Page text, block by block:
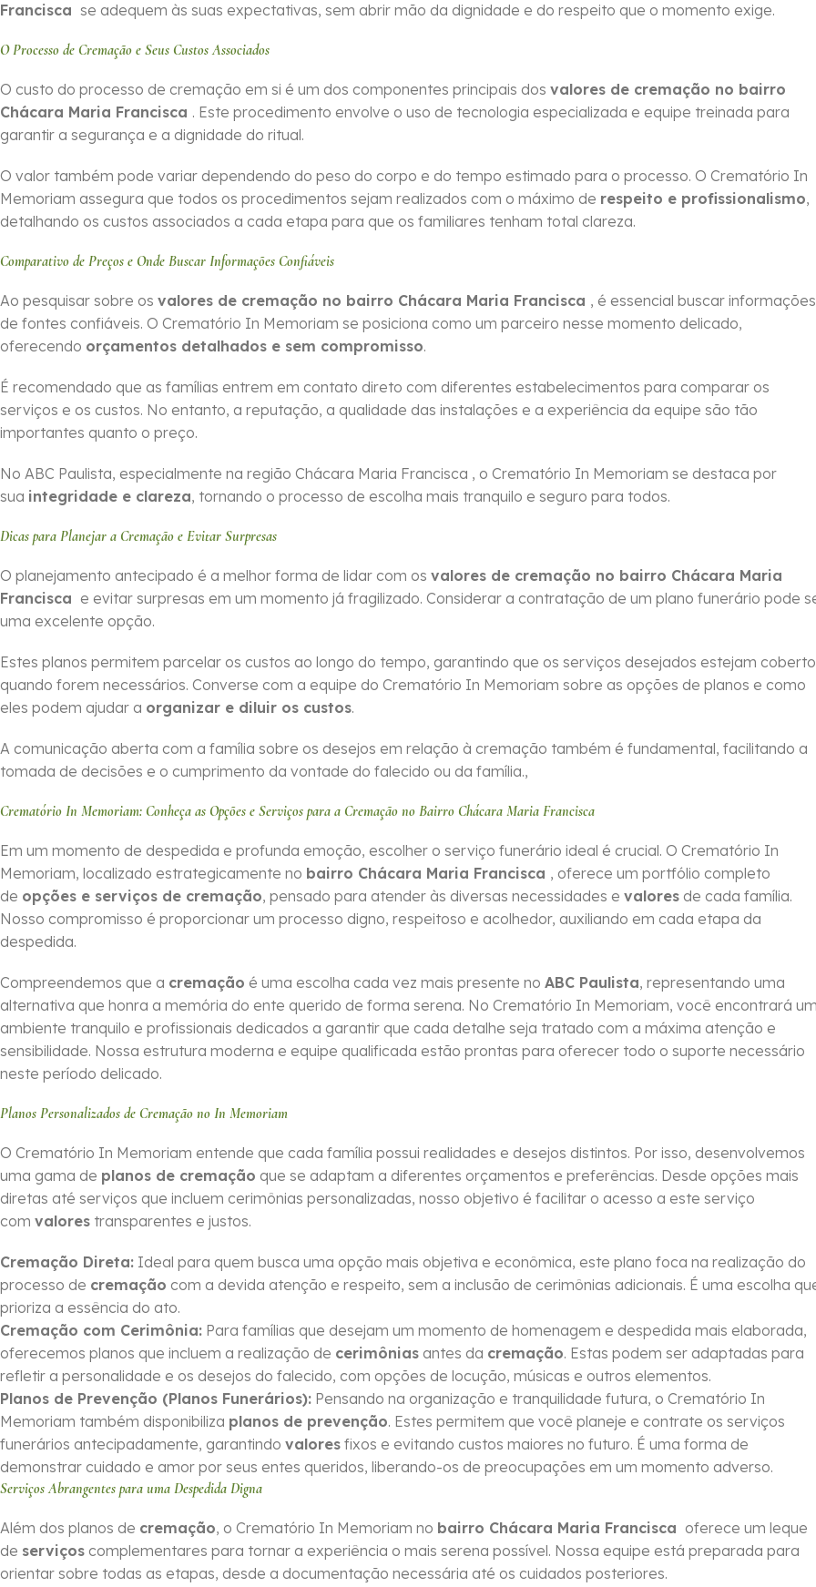
Francisca se adequem às suas expectativas, sem abrir mão da dignidade e do respeito que o momento exige.
O Processo de Cremação e Seus Custos Associados
O custo do processo de cremação em si é um dos componentes principais dos valores de cremação no bairro
Chácara Maria Francisca . Este procedimento envolve o uso de tecnologia especializada e equipe treinada para
garantir a segurança e a dignidade do ritual.
O valor também pode variar dependendo do peso do corpo e do tempo estimado para o processo. O Crematório In
Memoriam assegura que todos os procedimentos sejam realizados com o máximo de respeito e profissionalismo,
detalhando os custos associados a cada etapa para que os familiares tenham total clareza.
Comparativo de Preços e Onde Buscar Informações Confiáveis
Ao pesquisar sobre os valores de cremação no bairro Chácara Maria Francisca , é essencial buscar informações
de fontes confiáveis. O Crematório In Memoriam se posiciona como um parceiro nesse momento delicado,
oferecendo orçamentos detalhados e sem compromisso.
É recomendado que as famílias entrem em contato direto com diferentes estabelecimentos para comparar os
serviços e os custos. No entanto, a reputação, a qualidade das instalações e a experiência da equipe são tão
importantes quanto o preço.
No ABC Paulista, especialmente na região Chácara Maria Francisca , o Crematório In Memoriam se destaca por
sua integridade e clareza, tornando o processo de escolha mais tranquilo e seguro para todos.
Dicas para Planejar a Cremação e Evitar Surpresas
O planejamento antecipado é a melhor forma de lidar com os valores de cremação no bairro Chácara Maria
Francisca e evitar surpresas em um momento já fragilizado. Considerar a contratação de um plano funerário pode
uma excelente opção.
Estes planos permitem parcelar os custos ao longo do tempo, garantindo que os serviços desejados estejam
quando forem necessários. Converse com a equipe do Crematório In Memoriam sobre as opções de planos e como
eles podem ajudar a organizar e diluir os custos.
A comunicação aberta com a família sobre os desejos em relação à cremação também é fundamental, facilitando a
tomada de decisões e o cumprimento da vontade do falecido ou da família.,
Crematório In Memoriam: Conheça as Opções e Serviços para a Cremação no Bairro Chácara Maria Francisca
Em um momento de despedida e profunda emoção, escolher o serviço funerário ideal é crucial. O Crematório In
Memoriam, localizado estrategicamente no bairro Chácara Maria Francisca , oferece um portfólio completo
de opções e serviços de cremação, pensado para atender às diversas necessidades e valores de cada família.
Nosso compromisso é proporcionar um processo digno, respeitoso e acolhedor, auxiliando em cada etapa da
despedida.
Compreendemos que a cremação é uma escolha cada vez mais presente no ABC Paulista, representando uma
alternativa que honra a memória do ente querido de forma serena. No Crematório In Memoriam, você encontrará
ambiente tranquilo e profissionais dedicados a garantir que cada detalhe seja tratado com a máxima atenção e
sensibilidade. Nossa estrutura moderna e equipe qualificada estão prontas para oferecer todo o suporte necessário
neste período delicado.
Planos Personalizados de Cremação no In Memoriam
O Crematório In Memoriam entende que cada família possui realidades e desejos distintos. Por isso, desenvolvemos
uma gama de planos de cremação que se adaptam a diferentes orçamentos e preferências. Desde opções mais
diretas até serviços que incluem cerimônias personalizadas, nosso objetivo é facilitar o acesso a este serviço
com valores transparentes e justos.
Cremação Direta: Ideal para quem busca uma opção mais objetiva e econômica, este plano foca na realização do
processo de cremação com a devida atenção e respeito, sem a inclusão de cerimônias adicionais. É uma escolha
prioriza a essência do ato.
Cremação com Cerimônia: Para famílias que desejam um momento de homenagem e despedida mais elaborada,
oferecemos planos que incluem a realização de cerimônias antes da cremação. Estas podem ser adaptadas para
refletir a personalidade e os desejos do falecido, com opções de locução, músicas e outros elementos.
Planos de Prevenção (Planos Funerários): Pensando na organização e tranquilidade futura, o Crematório In
Memoriam também disponibiliza planos de prevenção. Estes permitem que você planeje e contrate os serviços
funerários antecipadamente, garantindo valores fixos e evitando custos maiores no futuro. É uma forma de
demonstrar cuidado e amor por seus entes queridos, liberando-os de preocupações em um momento adverso.
Serviços Abrangentes para uma Despedida Digna
Além dos planos de cremação, o Crematório In Memoriam no bairro Chácara Maria Francisca oferece um leque
de serviços complementares para tornar a experiência o mais serena possível. Nossa equipe está preparada para
orientar sobre todas as etapas, desde a documentação necessária até os cuidados posteriores.